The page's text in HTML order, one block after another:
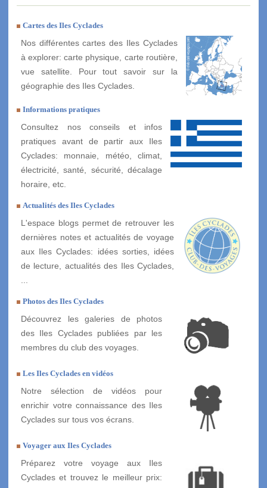
Cartes des Iles Cyclades
Nos différentes cartes des Iles Cyclades
à explorer: carte physique, carte routière,
vue satellite. Pour tout savoir sur la
géographie des Iles Cyclades.
Informations pratiques
Consultez nos conseils et infos
pratiques avant de partir aux Iles
Cyclades: monnaie, météo, climat,
électricité, santé, sécurité, décalage
horaire, etc.
Actualités des Iles Cyclades
L'espace blogs permet de retrouver les
dernières notes et actualités de voyage
aux Iles Cyclades: idées sorties, idées
de lecture, actualités des Iles Cyclades,
...
Photos des Iles Cyclades
Découvrez les galeries de photos
des Iles Cyclades publiées par les
membres du club des voyages.
Les Iles Cyclades en vidéos
Notre sélection de vidéos pour
enrichir votre connaissance des Iles
Cyclades sur tous vos écrans.
Voyager aux Iles Cyclades
Préparez votre voyage aux Iles
Cyclades et trouvez le meilleur prix: